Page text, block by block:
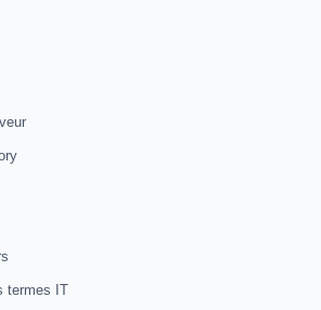
termes IT